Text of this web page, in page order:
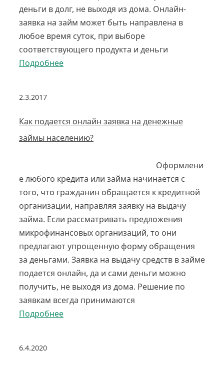
деньги в долг, не выходя из дома. Онлайн-
заявка на займ может быть направлена в
любое время суток, при выборе
соответствующего продукта и деньги
Подробнее
2.3.2017
Как подается онлайн заявка на денежные
займы населению?
Оформлени
е любого кредита или займа начинается с
того, что гражданин обращается к кредитной
организации, направляя заявку на выдачу
займа. Если рассматривать предложения
микрофинансовых организаций, то они
предлагают упрощенную форму обращения
за деньгами. Заявка на выдачу средств в займе
подается онлайн, да и сами деньги можно
получить, не выходя из дома. Решение по
заявкам всегда принимаются
Подробнее
6.4.2020